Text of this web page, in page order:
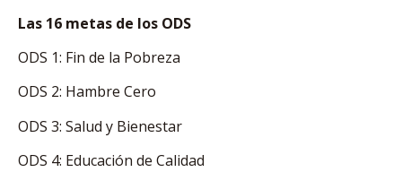
Las 16 metas de los ODS
ODS 1: Fin de la Pobreza
ODS 2: Hambre Cero
ODS 3: Salud y Bienestar
ODS 4: Educación de Calidad